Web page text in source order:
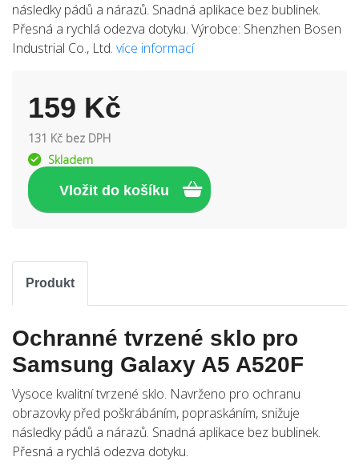
následky pádů a nárazů. Snadná aplikace bez bublinek.
Přesná a rychlá odezva dotyku. Výrobce: Shenzhen Bosen
Industrial Co., Ltd. více informací
159 Kč
131 Kč bez DPH
Skladem
Produkt
Ochranné tvrzené sklo pro
Samsung Galaxy A5 A520F
Vysoce kvalitní tvrzené sklo. Navrženo pro ochranu
obrazovky před poškrábáním, popraskáním, snižuje
následky pádů a nárazů. Snadná aplikace bez bublinek.
Přesná a rychlá odezva dotyku.